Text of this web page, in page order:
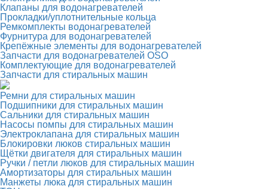
Клапаны для водонагревателей
Прокладки/уплотнительные кольца
Ремкомплекты водонагревателей
Фурнитура для водонагревателей
Крепёжные элементы для водонагревателей
Запчасти для водонагревателей OSO
Комплектующие для водонагревателей
Запчасти для стиральных машин
Ремни для стиральных машин
Подшипники для стиральных машин
Сальники для стиральных машин
Насосы помпы для стиральных машин
Электроклапана для стиральных машин
Блокировки люков стиральных машин
Щётки двигателя для стиральных машин
Ручки / петли люков для стиральных машин
Амортизаторы для стиральных машин
Манжеты люка для стиральных машин